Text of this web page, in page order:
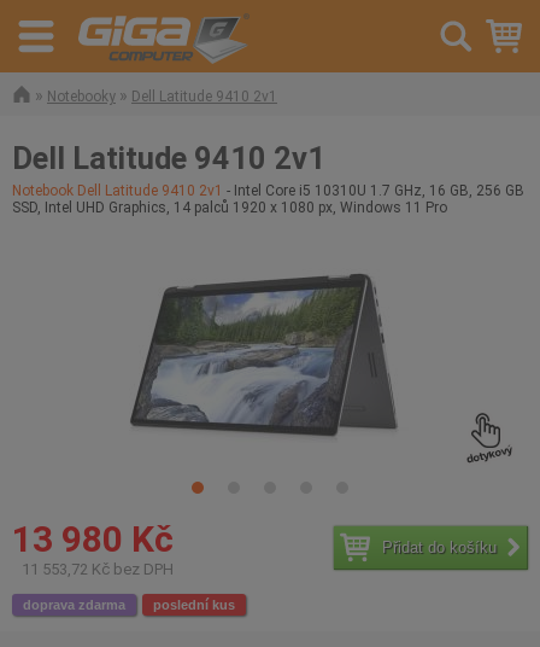
» Notebooky » Dell Latitude 9410 2v1
Dell Latitude 9410 2v1
Notebook Dell Latitude 9410 2v1 - Intel Core i5 10310U 1.7 GHz, 16 GB, 256 GB
SSD, Intel UHD Graphics, 14 palců 1920 x 1080 px, Windows 11 Pro
13 980 Kč
11 553,72 Kč bez DPH
Přidat do košíku
doprava zdarma poslední kus